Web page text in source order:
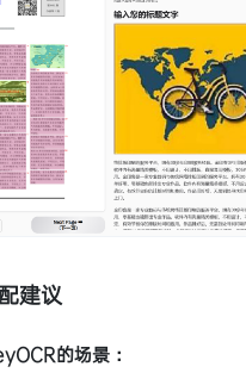
建议
的场景：